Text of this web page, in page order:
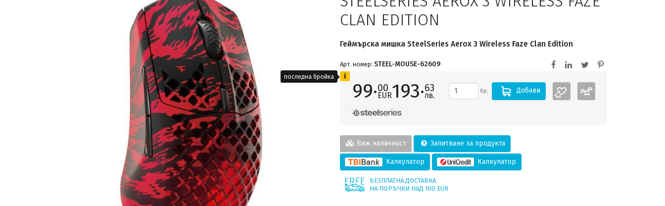
CLAN EDITION
Геймърска мишка SteelSeries Aerox 3 Wireless Faze Clan Edition
Арт. номер: STEEL-MOUSE-62609
99·00
EUR193·63
лв. бр. Добави
Виж наличност Запитване за продукта
Калкулатор Калкулатор
БЕЗПЛАТНА ДОСТАВКА
НА ПОРЪЧКИ НАД 100 EUR
последна бройка